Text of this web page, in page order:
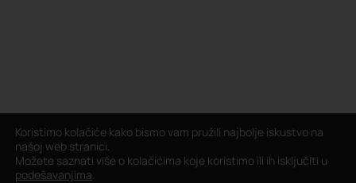
Koristimo kolačiće kako bismo vam pružili najbolje iskustvo na
našoj web stranici.
Možete saznati više o kolačićima koje koristimo ili ih isključiti u
podešavanjima.